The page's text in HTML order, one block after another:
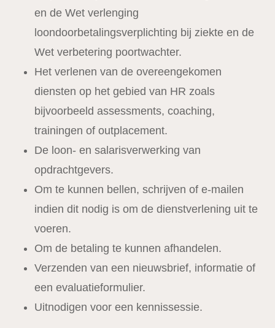
en de Wet verlenging
loondoorbetalingsverplichting bij ziekte en de
Wet verbetering poortwachter.
Het verlenen van de overeengekomen
diensten op het gebied van HR zoals
bijvoorbeeld assessments, coaching,
trainingen of outplacement.
De loon- en salarisverwerking van
opdrachtgevers.
Om te kunnen bellen, schrijven of e-mailen
indien dit nodig is om de dienstverlening uit te
voeren.
Om de betaling te kunnen afhandelen.
Verzenden van een nieuwsbrief, informatie of
een evaluatieformulier.
Uitnodigen voor een kennissessie.